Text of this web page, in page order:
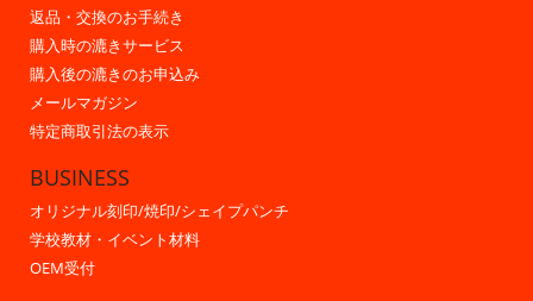
返品・交換のお手続き
購入時の漉きサービス
購入後の漉きのお申込み
メールマガジン
特定商取引法の表示
BUSINESS
オリジナル刻印/焼印/シェイプパンチ
学校教材・イベント材料
OEM受付